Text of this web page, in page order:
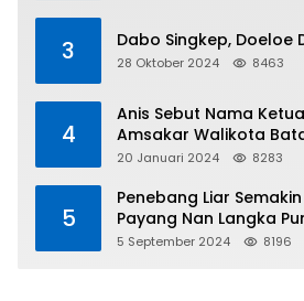
3 Dabo Singkep, Doeloe
28 Oktober 2024 8463
4
Anis Sebut Nama
Amsakar Walikota
20 Januari 2024 8283
5
Penebang Liar
Payang Nan Langka
5 September 2024 8196